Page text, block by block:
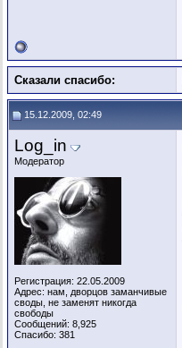
Сказали спасибо:
15.12.2009, 02:49
Log_in
Модератор
Регистрация: 22.05.2009
Адрес: нам, дворцов заманчивые
своды, не заменят никогда
свободы
Сообщений: 8,925
Спасибо: 381